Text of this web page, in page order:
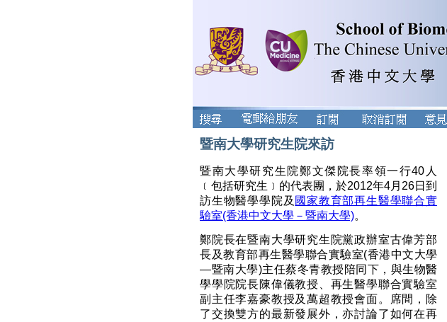
暨南大學研究生院來訪
暨南大學研究生院鄭文傑院長率領一行40人
﹝包括研究生﹞的代表團，於2012年4月26日到
訪生物醫學學院及 國家教育部再生醫學聯合實
驗室(香港中文大學－暨南大學)。
鄭院長在暨南大學研究生院黨政辦室古偉芳部
長及教育部再生醫學聯合實驗室(香港中文大學
—暨南大學)主任蔡冬青教授陪同下，與生物醫
學學院院長陳偉儀教授、再生醫學聯合實驗室
副主任李嘉豪教授及萬超教授會面。席間，除
了交換雙方的最新發展外，亦討論了如何在再